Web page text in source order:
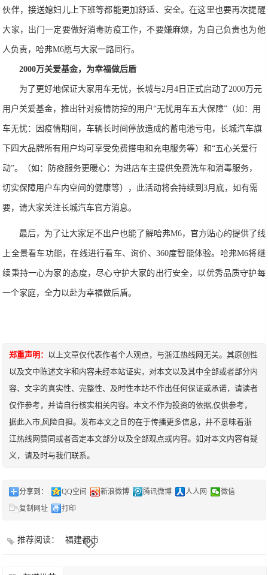
伙伴，接送媳妇儿上下班等都能更加舒适、安全。在这里也要再次提醒
大家，出门一定要做好消毒防疫工作，不要嫌麻烦，为自己负责也为他
人负责，哈弗M6愿与大家一路同行。
2000万关爱基金，为幸福做后盾
为了更好地保证大家用车无忧，长城与2月4 日正式启动了2000万元
用户关爱基金，推出针对疫情防控的用户“无忧用车五大保障” （如：用
车无忧：因疫情期间，车辆长时间停放造成的蓄电池亏电，长城汽车旗
下四大品牌所有用户均可享受免费搭电和 充电服务等）和“五心关爱行
动”。（如：防疫服务更暖心：为进店车主提供免费洗车和消毒服务，
切实保障用户车内空间的健康等），此活动将会持续到3月底，如有需
要，请大家关注长城汽车官方消息。
最后，为了让大家足不出户也能了解哈弗M6，官方贴心的提供了线
上全景看车功能，在线进行看车、询价、 360度智能体验。哈弗M6将继
续秉持一心为家的态度，尽心守护大家的出行安全，以优秀品质守护每
一个家庭，全力以赴为幸福做后盾。
郑重声明： 以上文章仅代表作者个人观点，与浙江热线网无关。其原创性
以及文中陈述文字和内容未经本站证实，对本文以及其中全部或者部分内
容、文字的真实性、完整性、及时性本站不作出任何保证或承诺，请读者
仅作参考，并请自行核实相关内容。本文不作为投资的依据,仅供参考，
据此入市,风险自担。发布本文之目的在于传播更多信息，并不意味着浙
江热线网赞同或者否定本文部分以及全部观点或内容。如对本文内容有疑
义，请及时与我们联系。
分享到： QQ空间 新浪微博 腾讯微博 人人网
微信
复制网址
打印
推荐阅读： 福建都市